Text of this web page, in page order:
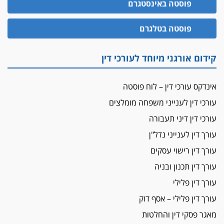
עו"ד גיל פרידמן והרפתקאות אופנוע השטח שלו
הזכות לטנף
זוכה עורך-דין שהשווה את ברק לסינוואר ואת
מאסר לעורך הדין
פיקטיביות בשם פלסטינים
על המידתיות
ביה"ד המשמעתי ביטל השעיה לצמיתות של
עורכת-דין שהביעה שמחה ב-7 באוקטובר
אשם
עו"ד הלל בבייב הורשע בהונאת עשרות לקוחות,
ההסדר: 7-9 שנות מאסר
דין ומקרקעין
עורך דין ברמת השרון נחקר בחשד למרמה בעסקת
פוסטה באינסטגרם
פוסטה בטלגרם
קידום אורגני מיוחד לעורכי דין
אינדקס עורכי דין – לוח פוסטה
עורכי דין לענייני משפחה מומלצים
עורכי דין דיני תעבורה
עורך דין לענייני נדל"ן
עורך דין רישוי עסקים
עורך דין תכנון ובניה
עורך דין פלילי
עורך דין פלילי – אסף דוק
מאגר פסקי דין והחלטות